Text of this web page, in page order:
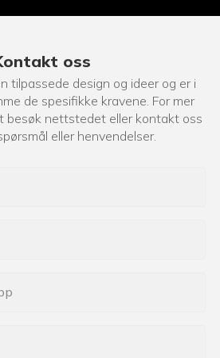
oss
tilpassede design og ideer og er i
de spesifikke kravene. For mer
besøk nettstedet eller kontakt oss
eller henvendelser.